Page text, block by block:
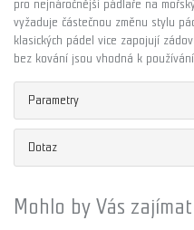
pro nejnáročnější pádlaře na
vyžaduje částečnou změnu stylu
klasických pádel vice zapojují
bez kování jsou vhodná k
Parametry
Dotaz
Mohlo by Vás zajímat